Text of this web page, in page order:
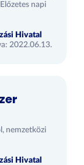
napi
Hivatal
2022.06.13.
nemzetközi
Hivatal